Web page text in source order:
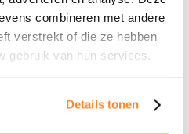
combineren met andere
verstrekt of die ze hebben
gebruik van hun services.
Details tonen